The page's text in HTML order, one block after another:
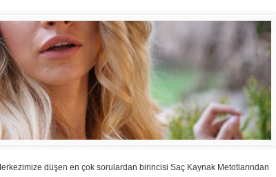
düşen en çok sorulardan birincisi Saç Kaynak Metotlarından